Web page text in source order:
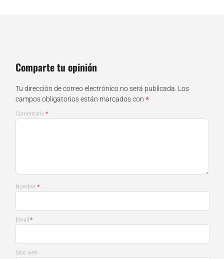
Comparte tu opinión
Tu dirección de correo electrónico no será publicada. Los
campos obligatorios están marcados con *
Comentario *
Nombre *
Email *
Sitio web